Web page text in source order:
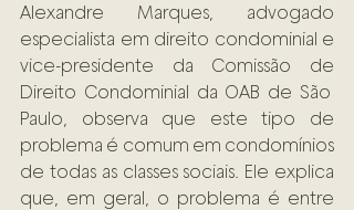
Alexandre Marques, advogado
especialista em direito condominial e
vice-presidente da Comissão de
Direito Condominial da OAB de São
Paulo, observa que este tipo de
problema é comum em condomínios
de todas as classes sociais. Ele explica
que, em geral, o problema é entre